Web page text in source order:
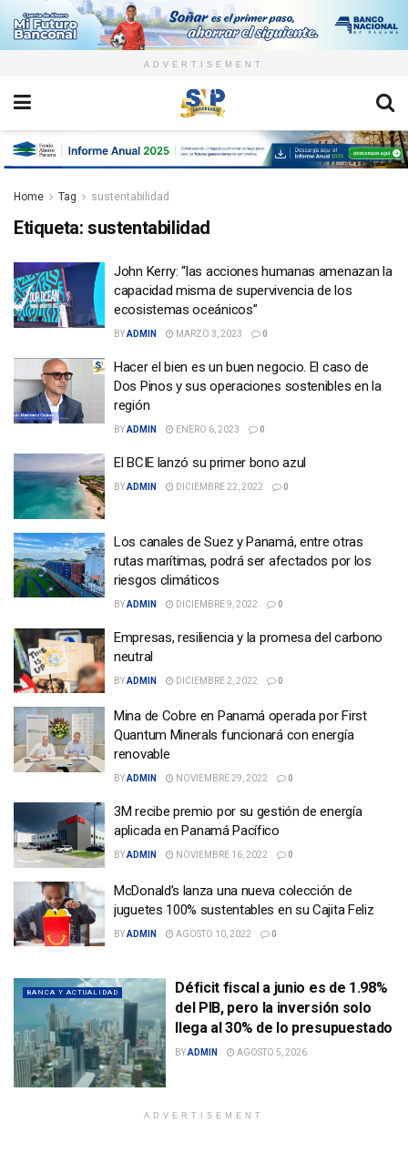
ADVERTISEMENT
Home Tag sustentabilidad
Etiqueta: sustentabilidad
John Kerry: “las acciones humanas amenazan la
capacidad misma de supervivencia de los
ecosistemas oceánicos”
BYADMIN MARZO 3, 2023 0
Hacer el bien es un buen negocio. El caso de
Dos Pinos y sus operaciones sostenibles en la
región
BYADMIN ENERO 6, 2023 0
El BCIE lanzó su primer bono azul
BYADMIN DICIEMBRE 22, 2022 0
Los canales de Suez y Panamá, entre otras
rutas marítimas, podrá ser afectados por los
riesgos climáticos
BYADMIN DICIEMBRE 9, 2022 0
Empresas, resiliencia y la promesa del carbono
neutral
BYADMIN DICIEMBRE 2, 2022 0
Mina de Cobre en Panamá operada por First
Quantum Minerals funcionará con energía
renovable
BYADMIN NOVIEMBRE 29, 2022 0
3M recibe premio por su gestión de energía
aplicada en Panamá Pacífico
BYADMIN NOVIEMBRE 16, 2022 0
McDonald’s lanza una nueva colección de
juguetes 100% sustentables en su Cajita Feliz
BYADMIN AGOSTO 10, 2022 0
BANCA Y ACTUALIDAD
Déficit fiscal a junio es de 1.98%
del PIB, pero la inversión solo
llega al 30% de lo presupuestado
BYADMIN AGOSTO 5, 2026
ADVERTISEMENT